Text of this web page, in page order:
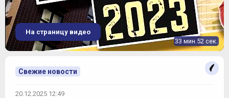
33 мин.52 сек.
На страницу видео
Свежие новости
20.12.2025 12:49